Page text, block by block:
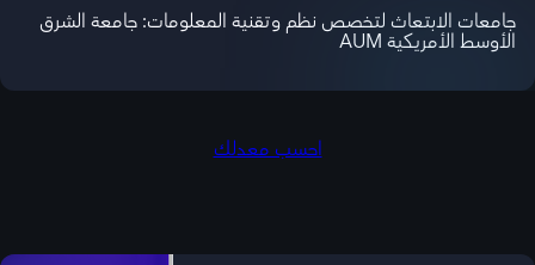
جامعات الابتعاث لتخصص نظم وتقنية المعلومات: جامعة الشرق
الأوسط الأمريكية AUM
احسب معدلك